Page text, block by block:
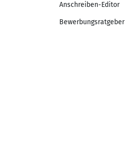
Anschreiben-Editor
Bewerbungsratgeber